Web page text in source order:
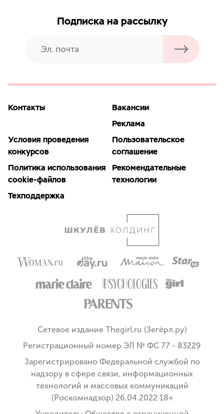
Подписка на рассылку
Контакты
Вакансии
Реклама
Условия проведения
конкурсов
Пользовательское
соглашение
Политика использования
cookie-файлов
Рекомендательные
технологии
Техподдержка
Сетевое издание Thegirl.ru (Зегёрл.ру)
Регистрационный номер ЭЛ № ФС 77 - 83229
Зарегистрировано Федеральной службой по
надзору в сфере связи, информационных
технологий и массовых коммуникаций
(Роскомнадзор) 26.04.2022 18+